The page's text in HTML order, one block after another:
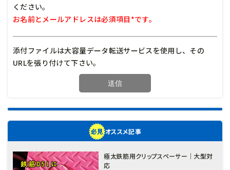
ください。
お名前とメールアドレスは必須項目*です。
添付ファイルは大容量データ転送サービスを使用し、その
URLを張り付けて下さい。
オススメ記事
極太鉄筋用クリップスペーサー｜大型対
応